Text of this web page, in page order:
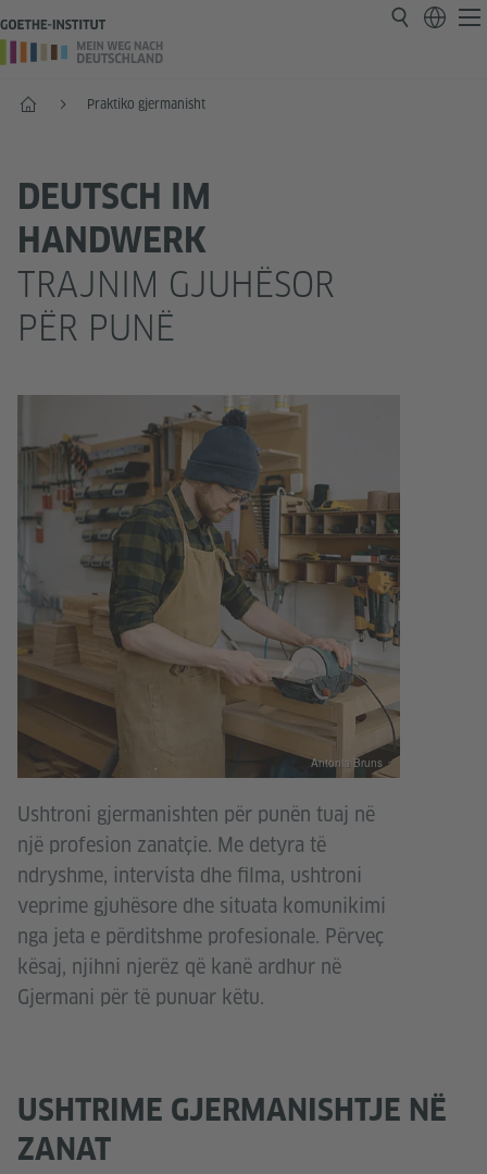
Faqja e parëPraktiko gjermanisht
DEUTSCH IM
HANDWERK
TRAJNIM GJUHËSOR
PËR PUNË
Antonia Bruns
Ushtroni gjermanishten për punën tuaj në
një profesion zanatçie. Me detyra të
ndryshme, intervista dhe filma, ushtroni
veprime gjuhësore dhe situata komunikimi
nga jeta e përditshme profesionale. Përveç
kësaj, njihni njerëz që kanë ardhur në
Gjermani për të punuar këtu.
USHTRIME GJERMANISHTJE NË
ZANAT